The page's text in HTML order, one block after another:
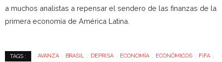
a muchos analistas a repensar el sendero de las finanzas de la
primera economía de América Latina.
TAGS : AVANZA BRASIL DEPRISA ECONOMÍA ECONÓMICOS
FIFA